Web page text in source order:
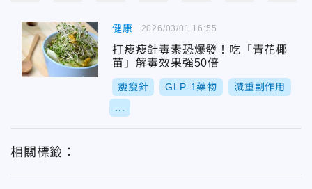
健康
打瘦瘦針毒素恐爆發！吃「青花椰
苗」解毒效果強50倍
瘦瘦針 GLP-1藥物 減重副作用
2026/03/01 16:55
相關標籤：